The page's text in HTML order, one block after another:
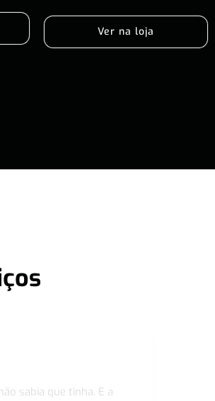
Ver na loja
sabia que tinha. E a